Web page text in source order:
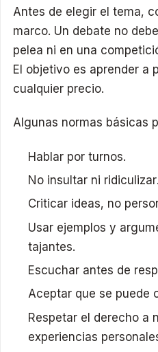
Antes de elegir el tema,
marco. Un debate no
pelea ni en una
El objetivo es aprender a
cualquier precio.
Algunas normas básicas
Hablar por turnos.
No insultar ni ridiculizar.
Criticar ideas, no
Usar ejemplos y
tajantes.
Escuchar antes de
Aceptar que se puede
Respetar el derecho a
experiencias